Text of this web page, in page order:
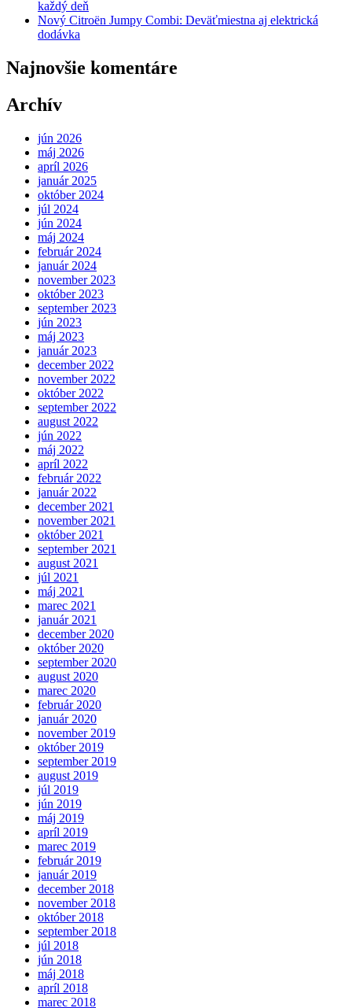
každý deň
Nový Citroën Jumpy Combi: Deväťmiestna aj elektrická
dodávka
Najnovšie komentáre
Archív
jún 2026
máj 2026
apríl 2026
január 2025
október 2024
júl 2024
jún 2024
máj 2024
február 2024
január 2024
november 2023
október 2023
september 2023
jún 2023
máj 2023
január 2023
december 2022
november 2022
október 2022
september 2022
august 2022
jún 2022
máj 2022
apríl 2022
február 2022
január 2022
december 2021
november 2021
október 2021
september 2021
august 2021
júl 2021
máj 2021
marec 2021
január 2021
december 2020
október 2020
september 2020
august 2020
marec 2020
február 2020
január 2020
november 2019
október 2019
september 2019
august 2019
júl 2019
jún 2019
máj 2019
apríl 2019
marec 2019
február 2019
január 2019
december 2018
november 2018
október 2018
september 2018
júl 2018
jún 2018
máj 2018
apríl 2018
marec 2018